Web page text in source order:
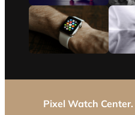
Pixel Watch Center.